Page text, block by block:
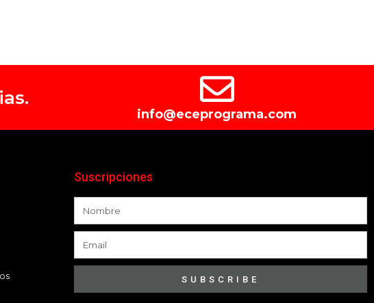
info@eceprograma.com
Suscripciones
SUBSCRIBE